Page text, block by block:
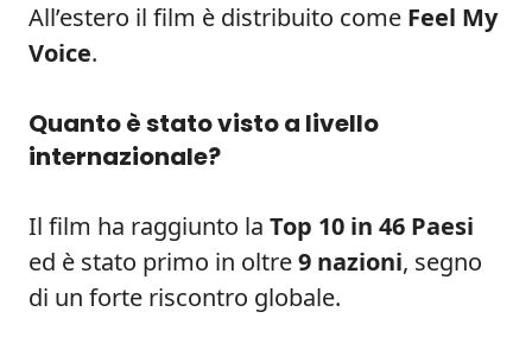
All’estero il film è distribuito come Feel My
Voice.
Quanto è stato visto a livello
internazionale?
Il film ha raggiunto la Top 10 in 46 Paesi
ed è stato primo in oltre9 nazioni, segno
di un forte riscontro globale.